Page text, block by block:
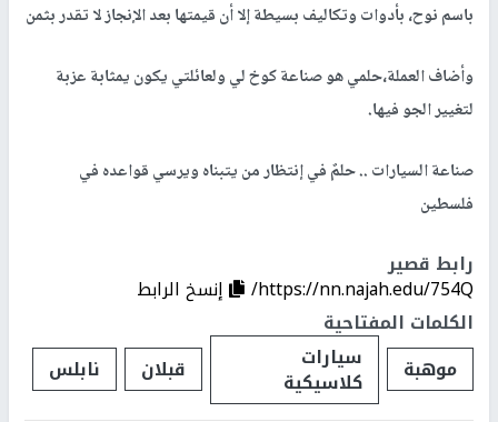
باسم نوح، بأدوات وتكاليف بسيطة إلا أن قيمتها بعد الإنجاز لا تقدر بثمن
وأضاف العملة،حلمي هو صناعة كوخ لي ولعائلتي يكون يمثابة عزبة
لتغيير الجو فيها.
صناعة السيارات .. حلمٌ في إنتظار من يتبناه ويرسي قواعده في
فلسطين
رابط قصير
https://nn.najah.edu/754Q/
إنسخ الرابط
الكلمات المفتاحية
موهبة
سيارات
كلاسيكية قبلان نابلس